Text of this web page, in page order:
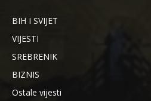
BIH I SVIJET
VIJESTI
SREBRENIK
BIZNIS
Ostale vijesti